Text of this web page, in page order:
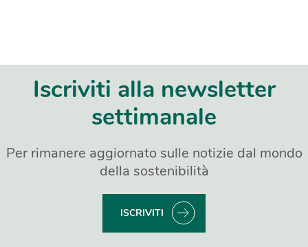
Iscriviti alla newsletter
settimanale
Per rimanere aggiornato sulle notizie dal mondo
della sostenibilità
ISCRIVITI